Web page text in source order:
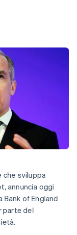
che sviluppa
annuncia oggi
Bank of England
parte del